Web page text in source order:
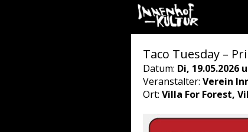
Taco Tuesday –
Datum: Di, 19.05.2026
Veranstalter: Verein
Ort: Villa For Forest,